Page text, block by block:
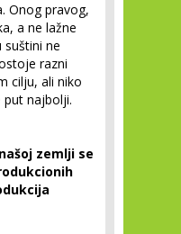
Onog pravog,
a ne lažne
suštini ne
razni
cilju, ali niko
put najbolji.
zemlji se